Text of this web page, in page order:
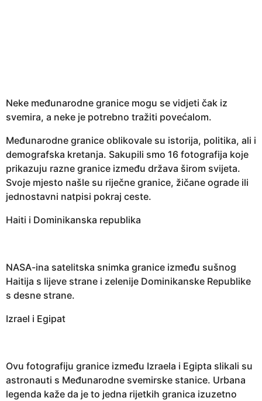
a
g
Neke međunarodne granice mogu se vidjeti čak iz
svemira, a neke je potrebno tražiti povećalom.
Međunarodne granice oblikovale su istorija, politika, ali i
demografska kretanja. Sakupili smo 16 fotografija koje
prikazuju razne granice između država širom svijeta.
Svoje mjesto našle su riječne granice, žičane ograde ili
jednostavni natpisi pokraj ceste.
Haiti i Dominikanska republika
NASA-ina satelitska snimka granice između sušnog
Haitija s lijeve strane i zelenije Dominikanske Republike
s desne strane.
Izrael i Egipat
Ovu fotografiju granice između Izraela i Egipta slikali su
astronauti s Međunarodne svemirske stanice. Urbana
legenda kaže da je to jedna rijetkih granica izuzetno